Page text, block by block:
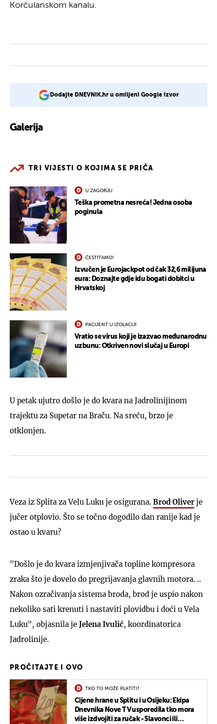
Korčulanskom kanalu.
Dodajte DNEVNIK.hr u omiljeni Google izvor
Galerija
TRI VIJESTI O KOJIMA SE PRIČA
U ZAGORJU
Teška prometna nesreća! Jedna osoba
poginula
ČESTITAMO!
Izvučen je Eurojackpot od čak 32,6 milijuna
eura: Doznajte gdje idu bogati dobitci u
Hrvatskoj
PACIJENT U IZOLACIJI
Vratio se virus koji je izazvao međunarodnu
uzbunu: Otkriven novi slučaj u Europi
U petak ujutro došlo je do kvara na Jadrolinijinom
trajektu za Supetar na Braču. Na sreću, brzo je
otklonjen.
Veza iz Splita za Velu Luku je osigurana. Brod Oliver je
jučer otplovio. Što se točno dogodilo dan ranije kad je
ostao u kvaru?
"Došlo je do kvara izmjenjivača topline kompresora
zraka što je dovelo do pregrijavanja glavnih motora. ..
Nakon ozračivanja sistema broda, brod je uspio nakon
nekoliko sati krenuti i nastaviti plovidbu i doći u Vela
Luku", objasnila je Jelena Ivulić, koordinatorica
Jadrolinije.
PROČITAJTE I OVO
TKO TO MOŽE PLATITI?
Cijene hrane u Splitu i u Osijeku: Ekipa
Dnevnika Nove TV usporedila tko mora
više izdvojiti za ručak - Slavonci ili